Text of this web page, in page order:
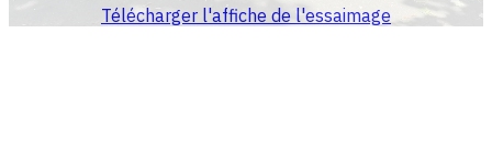
Télécharger l'affiche de l'essaimage